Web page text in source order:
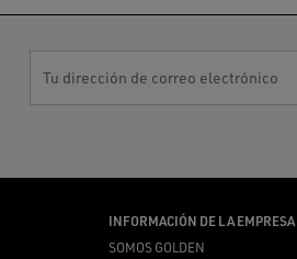
Tu dirección de correo electrónico
INFORMACIÓN DE LA EMPRESA
SOMOS GOLDEN